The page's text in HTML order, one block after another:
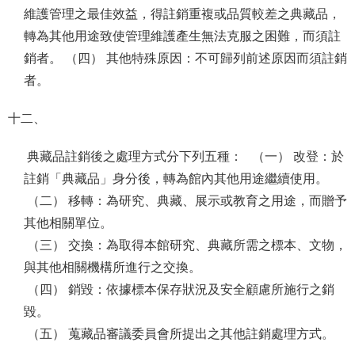
維護管理之最佳效益，得註銷重複或品質較差之典藏品，
轉為其他用途致使管理維護產生無法克服之困難，而須註
銷者。 （四） 其他特殊原因：不可歸列前述原因而須註銷
者。
十二、
典藏品註銷後之處理方式分下列五種： （一） 改登：於
註銷「典藏品」身分後，轉為館內其他用途繼續使用。
（二） 移轉：為研究、典藏、展示或教育之用途，而贈予
其他相關單位。
（三） 交換：為取得本館研究、典藏所需之標本、文物，
與其他相關機構所進行之交換。
（四） 銷毀：依據標本保存狀況及安全顧慮所施行之銷
毀。
（五） 蒐藏品審議委員會所提出之其他註銷處理方式。